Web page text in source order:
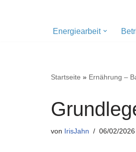
Energiearbeit
Startseite » Ernährung –
von IrisJahn 06/02/2026